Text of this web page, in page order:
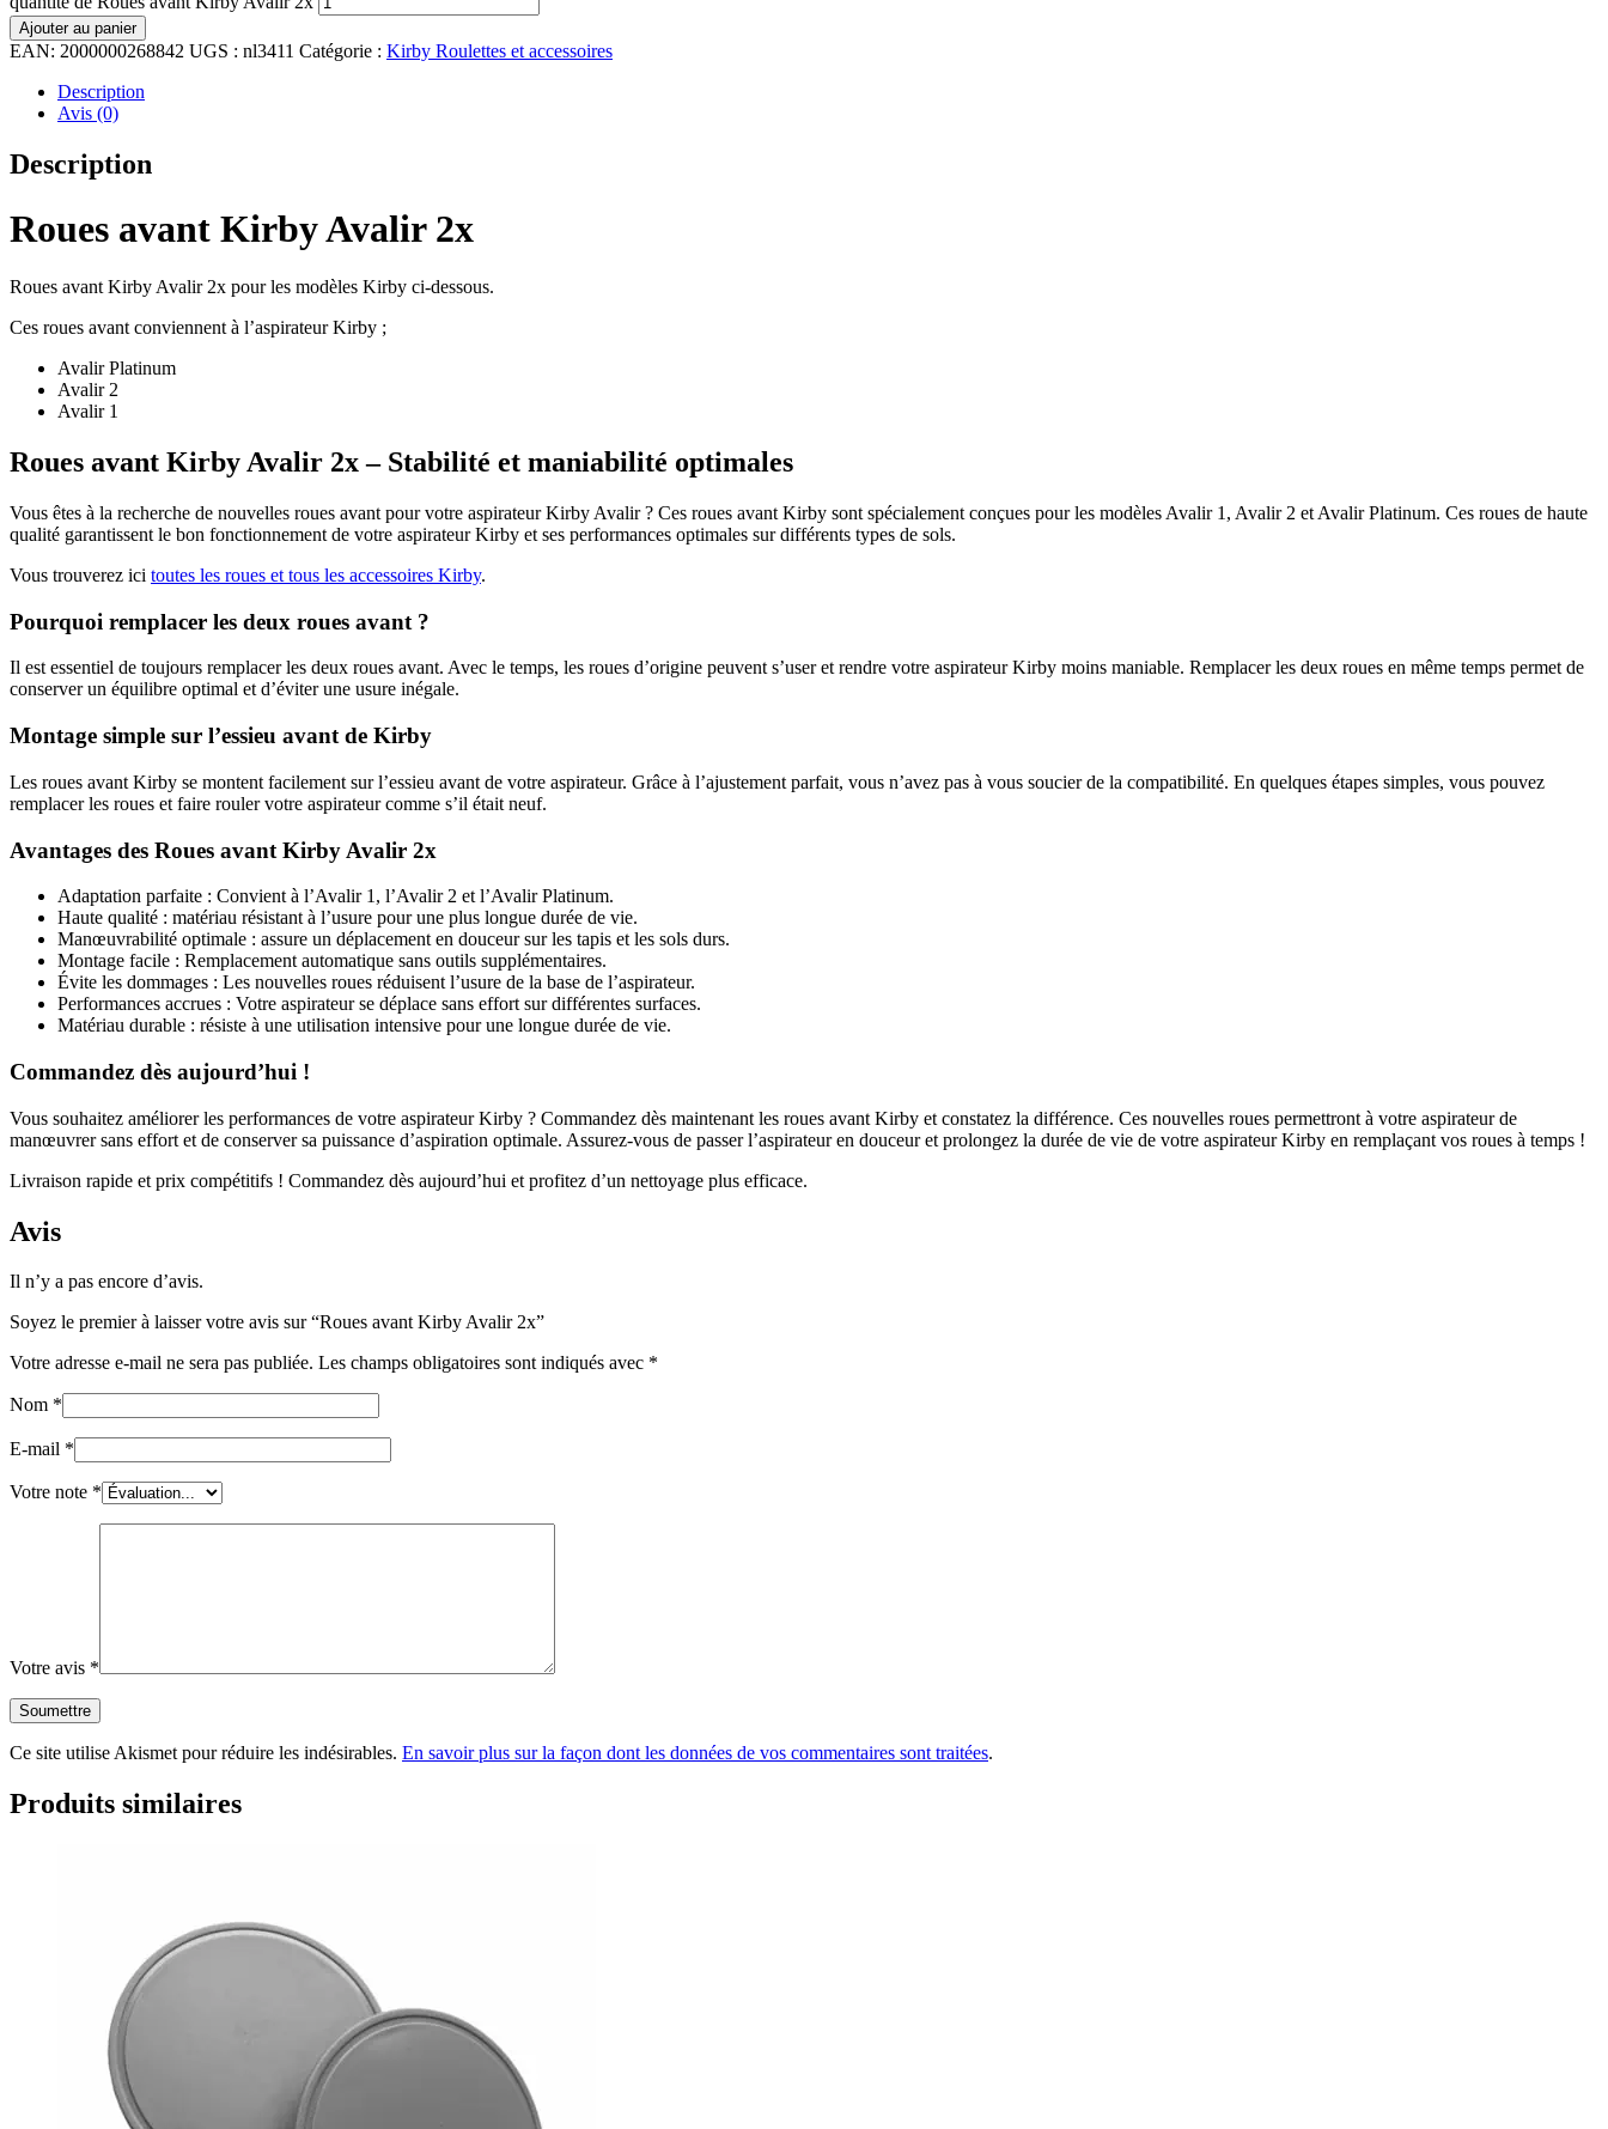
Ajouter au panier
EAN: 2000000268842 UGS : nl3411 Catégorie : Kirby Roulettes et accessoires
Description
Avis (0)
Description
Roues avant Kirby Avalir 2x
Roues avant Kirby Avalir 2x pour les modèles Kirby ci-dessous.
Ces roues avant conviennent à l’aspirateur Kirby ;
Avalir Platinum
Avalir 2
Avalir 1
Roues avant Kirby Avalir 2x – Stabilité et maniabilité optimales
Vous êtes à la recherche de nouvelles roues avant pour votre aspirateur Kirby Avalir ? Ces roues avant Kirby sont spécialement conçues pour les modèles Avalir 1, Avalir 2 et Avalir Platinum. Ces roues de haute
qualité garantissent le bon fonctionnement de votre aspirateur Kirby et ses performances optimales sur différents types de sols.
Vous trouverez ici toutes les roues et tous les accessoires Kirby.
Pourquoi remplacer les deux roues avant ?
Il est essentiel de toujours remplacer les deux roues avant. Avec le temps, les roues d’origine peuvent s’user et rendre votre aspirateur Kirby moins maniable. Remplacer les deux roues en même temps permet de
conserver un équilibre optimal et d’éviter une usure inégale.
Montage simple sur l’essieu avant de Kirby
Les roues avant Kirby se montent facilement sur l’essieu avant de votre aspirateur. Grâce à l’ajustement parfait, vous n’avez pas à vous soucier de la compatibilité. En quelques étapes simples, vous pouvez
remplacer les roues et faire rouler votre aspirateur comme s’il était neuf.
Avantages des Roues avant Kirby Avalir 2x
Adaptation parfaite : Convient à l’Avalir 1, l’Avalir 2 et l’Avalir Platinum.
Haute qualité : matériau résistant à l’usure pour une plus longue durée de vie.
Manœuvrabilité optimale : assure un déplacement en douceur sur les tapis et les sols durs.
Montage facile : Remplacement automatique sans outils supplémentaires.
Évite les dommages : Les nouvelles roues réduisent l’usure de la base de l’aspirateur.
Performances accrues : Votre aspirateur se déplace sans effort sur différentes surfaces.
Matériau durable : résiste à une utilisation intensive pour une longue durée de vie.
Commandez dès aujourd’hui !
Vous souhaitez améliorer les performances de votre aspirateur Kirby ? Commandez dès maintenant les roues avant Kirby et constatez la différence. Ces nouvelles roues permettront à votre aspirateur de
manœuvrer sans effort et de conserver sa puissance d’aspiration optimale. Assurez-vous de passer l’aspirateur en douceur et prolongez la durée de vie de votre aspirateur Kirby en remplaçant vos roues à temps !
Livraison rapide et prix compétitifs ! Commandez dès aujourd’hui et profitez d’un nettoyage plus efficace.
Avis
Il n’y a pas encore d’avis.
Soyez le premier à laisser votre avis sur “Roues avant Kirby Avalir 2x”
Votre adresse e-mail ne sera pas publiée. Les champs obligatoires sont indiqués avec *
Nom *
E-mail *
Votre note *
Votre avis *
Ce site utilise Akismet pour réduire les indésirables. En savoir plus sur la façon dont les données de vos commentaires sont traitées.
Produits similaires